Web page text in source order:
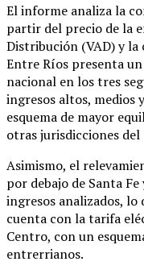
El informe analiza la
partir del precio de la
Distribución (VAD) y la
Entre Ríos presenta
nacional en los tres
ingresos altos, medios
esquema de mayor
otras jurisdicciones del
Asimismo, el
por debajo de Santa
ingresos analizados,
cuenta con la tarifa
Centro, con un
entrerrianos.